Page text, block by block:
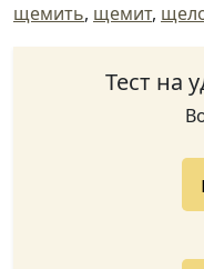
щемить, щемит,
Тест на